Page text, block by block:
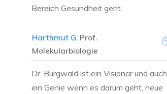
Bereich Gesundheit geht.
Harthmut G. Prof.
Molekularbiologie
Dr. Burgwald ist ein Visionär und auch
ein Genie wenn es darum geht, neue